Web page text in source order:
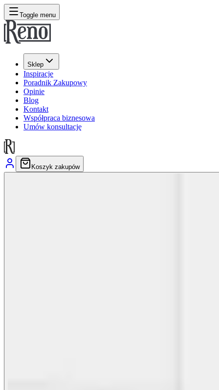
Toggle menu
Sklep
Inspiracje
Poradnik Zakupowy
Opinie
Blog
Kontakt
Współpraca biznesowa
Umów konsultację
Koszyk zakupów